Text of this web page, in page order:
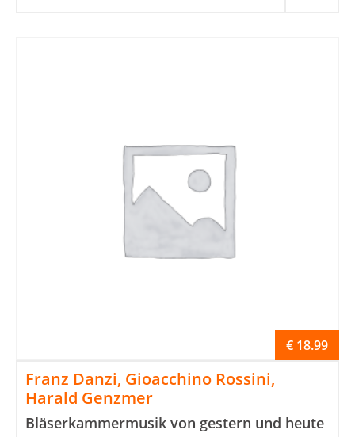
Franz Danzi, Gioacchino Rossini,
Harald Genzmer
Bläserkammermusik von gestern und heute
€ 18.99